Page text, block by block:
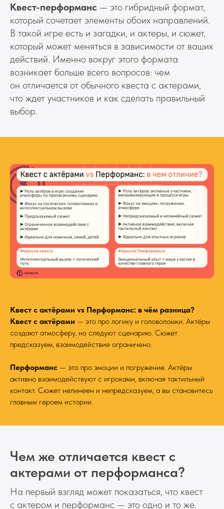
Квест-перформанс — это гибридный формат,
который сочетает элементы обоих направлений.
В такой игре есть и загадки, и актеры, и сюжет,
который может меняться в зависимости от ваших
действий. Именно вокруг этого формата
возникает больше всего вопросов: чем
он отличается от обычного квеста с актерами,
что ждет участников и как сделать правильный
выбор.
Квест с актёрами vs Перформанс: в чём разница?
Квест с актёрами — это про логику и головоломки. Актёры
создают атмосферу, но следуют сценарию. Сюжет
предсказуем, взаимодействие ограничено.
Перформанс — это про эмоции и погружение. Актёры
активно взаимодействуют с игроками, включая тактильный
контакт. Сюжет нелинеен и непредсказуем, а вы становитесь
главным героем истории.
Чем же отличается квест с
актерами от перформанса?
На первый взгляд может показаться, что квест
с актером и перформанс — это одно и то же.